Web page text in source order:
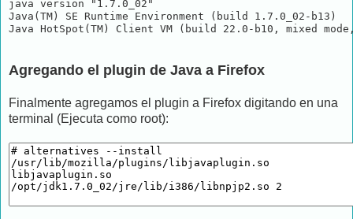
java version "1.7.0_02"
Java(TM) SE Runtime Environment (build 1.7.0_02-b13)
Agregando el plugin de Java a Firefox
Finalmente agregamos el plugin a Firefox digitando en una
terminal (Ejecuta como root):